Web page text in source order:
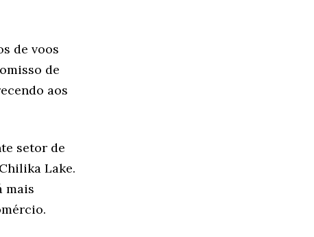
de voos
de
aos
setor de
Lake.
mais